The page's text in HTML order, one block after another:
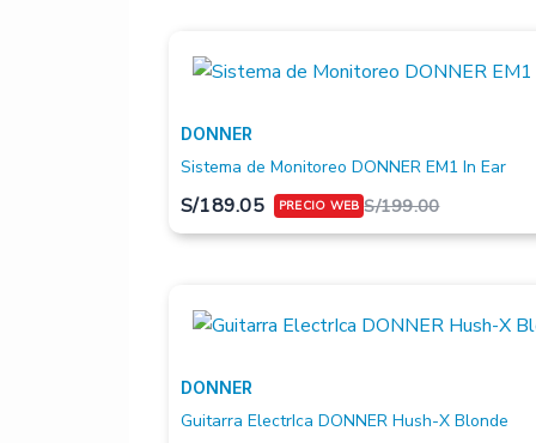
DONNER
Sistema de Monitoreo DONNER EM1 In Ear
S/199.00
S/189.05
DONNER
Guitarra ElectrIca DONNER Hush-X Blonde